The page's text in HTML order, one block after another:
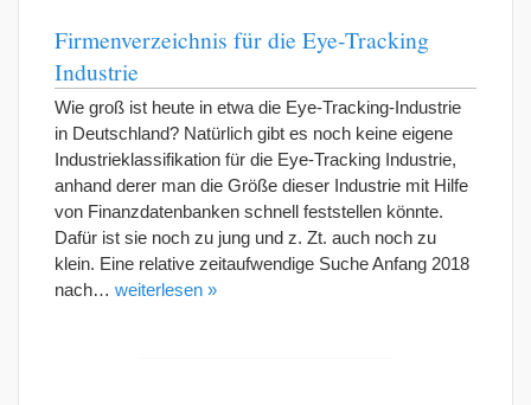
Firmenverzeichnis für die Eye-Tracking
Industrie
Wie groß ist heute in etwa die Eye-Tracking-Industrie
in Deutschland? Natürlich gibt es noch keine eigene
Industrieklassifikation für die Eye-Tracking Industrie,
anhand derer man die Größe dieser Industrie mit Hilfe
von Finanzdatenbanken schnell feststellen könnte.
Dafür ist sie noch zu jung und z. Zt. auch noch zu
klein. Eine relative zeitaufwendige Suche Anfang 2018
nach… weiterlesen »